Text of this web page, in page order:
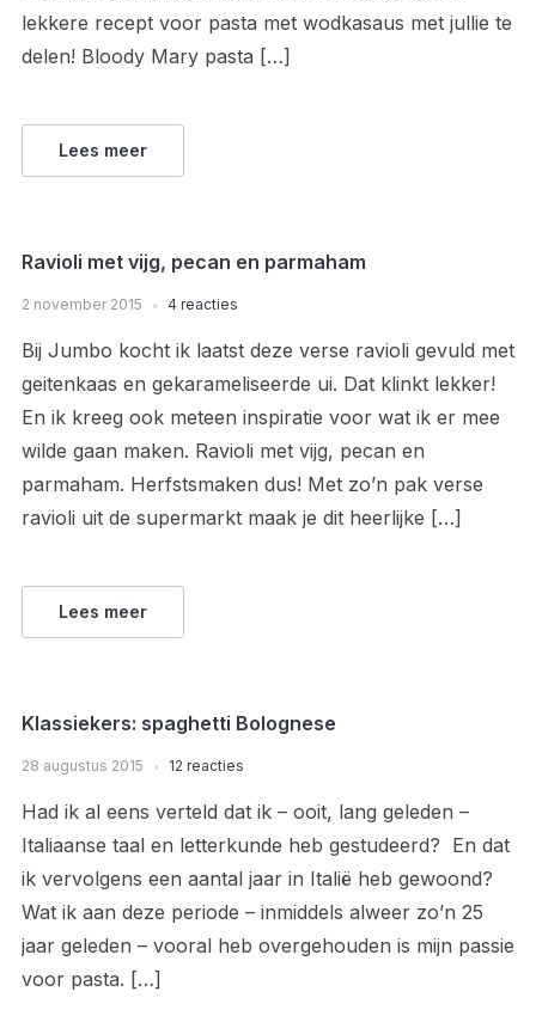
lekkere recept voor pasta met wodkasaus met jullie te
delen! Bloody Mary pasta […]
Lees meer
Ravioli met vijg, pecan en parmaham
2 november 2015 4 reacties
Bij Jumbo kocht ik laatst deze verse ravioli gevuld met
geitenkaas en gekarameliseerde ui. Dat klinkt lekker!
En ik kreeg ook meteen inspiratie voor wat ik er mee
wilde gaan maken. Ravioli met vijg, pecan en
parmaham. Herfstsmaken dus! Met zo’n pak verse
ravioli uit de supermarkt maak je dit heerlijke […]
Lees meer
Klassiekers: spaghetti Bolognese
28 augustus 2015 12 reacties
Had ik al eens verteld dat ik – ooit, lang geleden –
Italiaanse taal en letterkunde heb gestudeerd? En dat
ik vervolgens een aantal jaar in Italië heb gewoond?
Wat ik aan deze periode – inmiddels alweer zo’n 25
jaar geleden – vooral heb overgehouden is mijn passie
voor pasta. […]